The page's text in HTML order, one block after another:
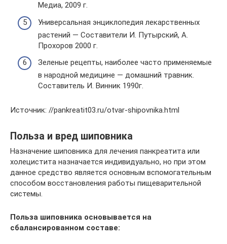
Медиа, 2009 г.
Универсальная энциклопедия лекарственных
растений — Составители И. Путырский, А.
Прохоров 2000 г.
Зеленые рецепты, наиболее часто применяемые
в народной медицине — домашний травник.
Составитель И. Винник 1990г.
Источник: //pankreatit03.ru/otvar-shipovnika.html
Польза и вред шиповника
Назначение шиповника для лечения панкреатита или
холецистита назначается индивидуально, но при этом
данное средство является основным вспомогательным
способом восстановления работы пищеварительной
системы.
Польза шиповника основывается на
сбалансированном составе: